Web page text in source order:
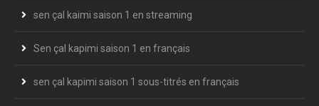
sen çal kaimi saison 1 en streaming
Sen çal kapimi saison 1 en français
sen çal kapimi saison 1 sous-titrés en français